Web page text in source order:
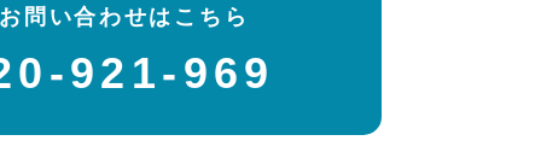
体感すまいパーク 柏
体感すまいパーク 船橋
問い合わせはこちら
921-969